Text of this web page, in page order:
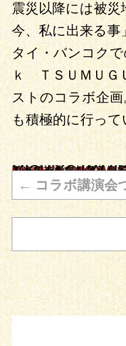
震災以降には被
今、私に出来る事
タイ・バンコク
ｋ ＴＳＵＭＵＧ
ストのコラボ企
も積極的に行って
MICHIKO
オーナーの上川 美智子です。こんなに豊かなのに味気ないと思われている玄米菜食を楽しんで食べていただけるよう頑張っています。 そしてもう一つの顔。 自然療法のエキスパートになるべく日々勉強しており
MICHIKO KAMIKAWA
← コラボ講演会